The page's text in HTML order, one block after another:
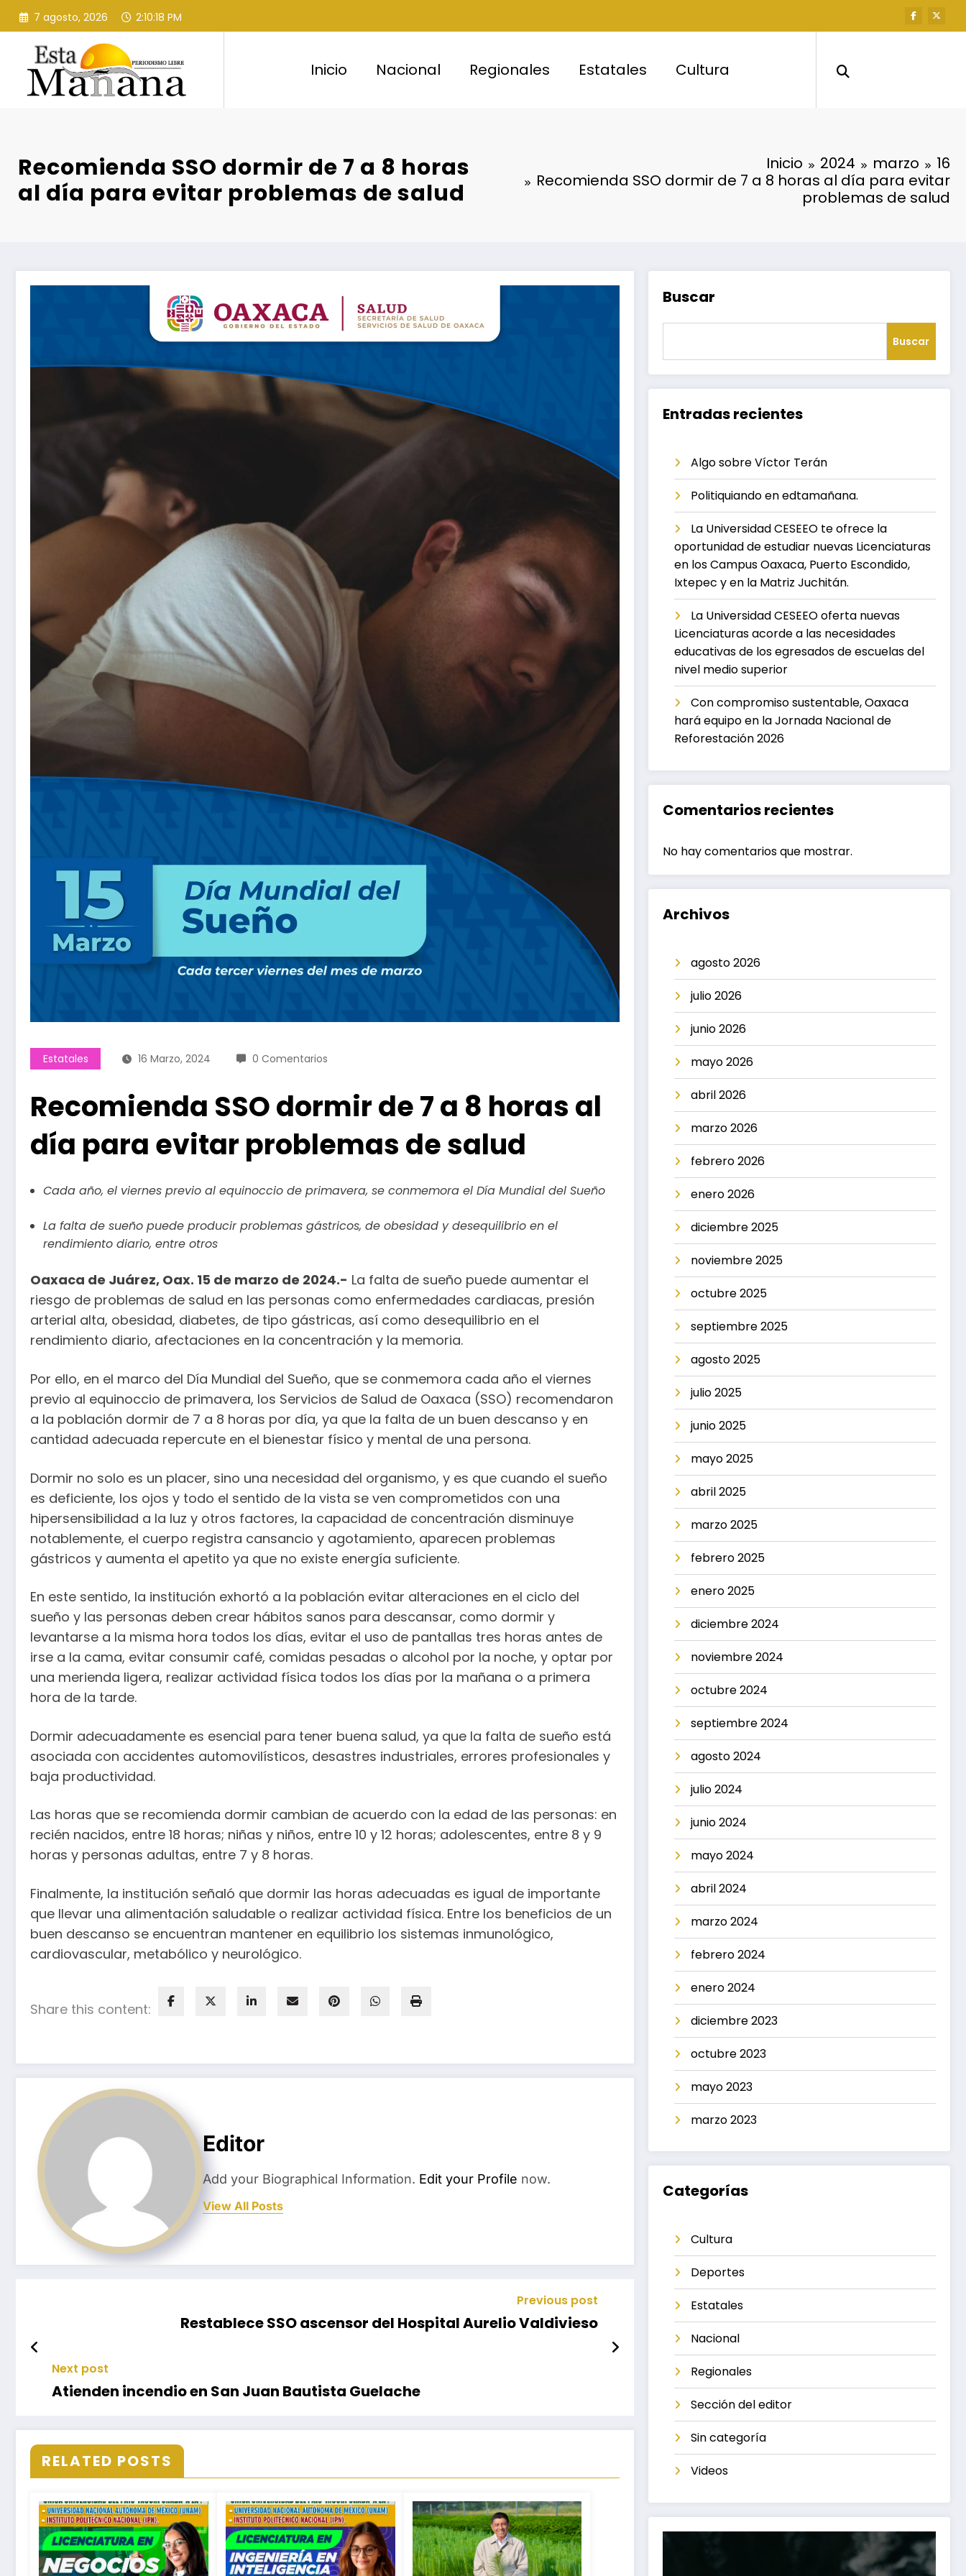
Saltar
contenido
7 agosto, 2026 2:10:19 PM
Inicio Nacional Regionales Estatales Cultura
Recomienda SSO dormir de 7 a 8 horas
al día para evitar problemas de salud
Inicio 2024 marzo
16
Recomienda SSO dormir de 7 a 8 horas al día para evitar
problemas de salud
Estatales 16 Marzo, 2024 0 Comentarios
Recomienda SSO dormir de 7 a 8 horas al
día para evitar problemas de salud
Cada año, el viernes previo al equinoccio de primavera, se conmemora el Día Mundial del Sueño
La falta de sueño puede producir problemas gástricos, de obesidad y desequilibrio en el
rendimiento diario, entre otros
Oaxaca de Juárez, Oax. 15 de marzo de 2024.- La falta de sueño puede aumentar el
riesgo de problemas de salud en las personas como enfermedades cardiacas, presión
arterial alta, obesidad, diabetes, de tipo gástricas, así como desequilibrio en el
rendimiento diario, afectaciones en la concentración y la memoria.
Por ello, en el marco del Día Mundial del Sueño, que se conmemora cada año el viernes
previo al equinoccio de primavera, los Servicios de Salud de Oaxaca (SSO) recomendaron
a la población dormir de 7 a 8 horas por día, ya que la falta de un buen descanso y en
cantidad adecuada repercute en el bienestar físico y mental de una persona.
Dormir no solo es un placer, sino una necesidad del organismo, y es que cuando el sueño
es deficiente, los ojos y todo el sentido de la vista se ven comprometidos con una
hipersensibilidad a la luz y otros factores, la capacidad de concentración disminuye
notablemente, el cuerpo registra cansancio y agotamiento, aparecen problemas
gástricos y aumenta el apetito ya que no existe energía suficiente.
En este sentido, la institución exhortó a la población evitar alteraciones en el ciclo del
sueño y las personas deben crear hábitos sanos para descansar, como dormir y
levantarse a la misma hora todos los días, evitar el uso de pantallas tres horas antes de
irse a la cama, evitar consumir café, comidas pesadas o alcohol por la noche, y optar por
una merienda ligera, realizar actividad física todos los días por la mañana o a primera
hora de la tarde.
Dormir adecuadamente es esencial para tener buena salud, ya que la falta de sueño está
asociada con accidentes automovilísticos, desastres industriales, errores profesionales y
baja productividad.
Las horas que se recomienda dormir cambian de acuerdo con la edad de las personas: en
recién nacidos, entre 18 horas; niñas y niños, entre 10 y 12 horas; adolescentes, entre 8 y 9
horas y personas adultas, entre 7 y 8 horas.
Finalmente, la institución señaló que dormir las horas adecuadas es igual de importante
que llevar una alimentación saludable o realizar actividad física. Entre los beneficios de un
buen descanso se encuentran mantener en equilibrio los sistemas inmunológico,
cardiovascular, metabólico y neurológico.
Share this content:
Editor
Add your Biographical Information. Edit your Profile now.
View All Posts
Previous post
Restablece SSO ascensor del Hospital Aurelio Valdivieso
Next post
Atienden incendio en San Juan Bautista Guelache
RELATED POSTS
Buscar
Buscar
Entradas recientes
Algo sobre Víctor Terán
Politiquiando en edtamañana.
La Universidad CESEEO te ofrece la
oportunidad de estudiar nuevas Licenciaturas
en los Campus Oaxaca, Puerto Escondido,
Ixtepec y en la Matriz Juchitán.
La Universidad CESEEO oferta nuevas
Licenciaturas acorde a las necesidades
educativas de los egresados de escuelas del
nivel medio superior
Con compromiso sustentable, Oaxaca
hará equipo en la Jornada Nacional de
Reforestación 2026
Comentarios recientes
No hay comentarios que mostrar.
Archivos
agosto 2026
julio 2026
junio 2026
mayo 2026
abril 2026
marzo 2026
febrero 2026
enero 2026
diciembre 2025
noviembre 2025
octubre 2025
septiembre 2025
agosto 2025
julio 2025
junio 2025
mayo 2025
abril 2025
marzo 2025
febrero 2025
enero 2025
diciembre 2024
noviembre 2024
octubre 2024
septiembre 2024
agosto 2024
julio 2024
junio 2024
mayo 2024
abril 2024
marzo 2024
febrero 2024
enero 2024
diciembre 2023
octubre 2023
mayo 2023
marzo 2023
Categorías
Cultura
Deportes
Estatales
Nacional
Regionales
Sección del editor
Sin categoría
Videos